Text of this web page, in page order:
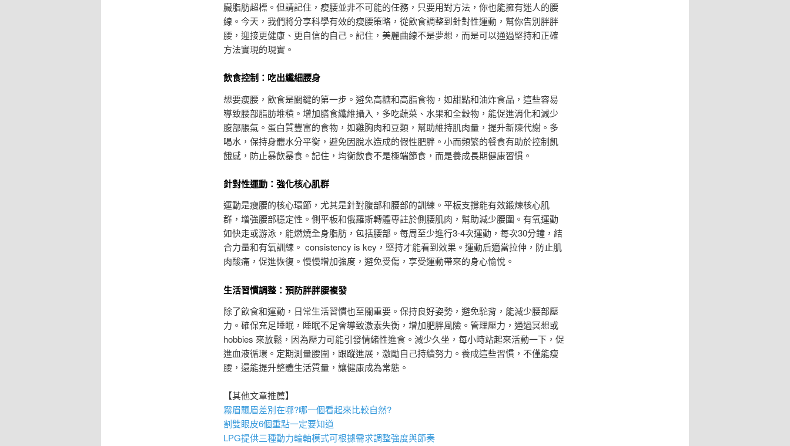
臟脂肪超標。但請記住，瘦腰並非不可能的任務，只要用對方法，你也能擁有迷人的腰
線。今天，我們將分享科學有效的瘦腰策略，從飲食調整到針對性運動，幫你告別胖胖
腰，迎接更健康、更自信的自己。記住，美麗曲線不是夢想，而是可以通過堅持和正確
方法實現的現實。
飲食控制：吃出纖細腰身
想要瘦腰，飲食是關鍵的第一步。避免高糖和高脂食物，如甜點和油炸食品，這些容易
導致腰部脂肪堆積。增加膳食纖維攝入，多吃蔬菜、水果和全穀物，能促進消化和減少
腹部脹氣。蛋白質豐富的食物，如雞胸肉和豆類，幫助維持肌肉量，提升新陳代謝。多
喝水，保持身體水分平衡，避免因脫水造成的假性肥胖。小而頻繁的餐食有助於控制飢
餓感，防止暴飲暴食。記住，均衡飲食不是極端節食，而是養成長期健康習慣。
針對性運動：強化核心肌群
運動是瘦腰的核心環節，尤其是針對腹部和腰部的訓練。平板支撐能有效鍛煉核心肌
群，增強腰部穩定性。側平板和俄羅斯轉體專註於側腰肌肉，幫助減少腰圍。有氧運動
如快走或游泳，能燃燒全身脂肪，包括腰部。每周至少進行3-4次運動，每次30分鐘，結
合力量和有氧訓練。 consistency is key，堅持才能看到效果。運動后適當拉伸，防止肌
肉酸痛，促進恢復。慢慢增加強度，避免受傷，享受運動帶來的身心愉悅。
生活習慣調整：預防胖胖腰複發
除了飲食和運動，日常生活習慣也至關重要。保持良好姿勢，避免駝背，能減少腰部壓
力。確保充足睡眠，睡眠不足會導致激素失衡，增加肥胖風險。管理壓力，通過冥想或
hobbies 來放鬆，因為壓力可能引發情緒性進食。減少久坐，每小時站起來活動一下，促
進血液循環。定期測量腰圍，跟蹤進展，激勵自己持續努力。養成這些習慣，不僅能瘦
腰，還能提升整體生活質量，讓健康成為常態。
【其他文章推薦】
霧眉飄眉差別在哪?哪一個看起來比較自然?
割雙眼皮6個重點一定要知道
LPG提供三種動力輪軸模式可根據需求調整強度與節奏